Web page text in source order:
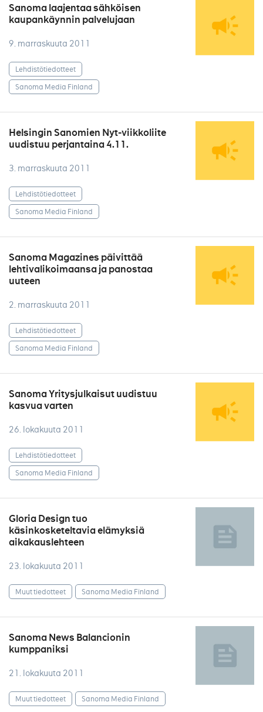
Sanoma laajentaa sähköisen
kaupankäynnin palvelujaan
9. marraskuuta 2011
Lehdistötiedotteet
Sanoma Media Finland
Helsingin Sanomien Nyt-viikkoliite
uudistuu perjantaina 4.11.
3. marraskuuta 2011
Lehdistötiedotteet
Sanoma Media Finland
Sanoma Magazines päivittää
lehtivalikoimaansa ja panostaa
uuteen
2. marraskuuta 2011
Lehdistötiedotteet
Sanoma Media Finland
Sanoma Yritysjulkaisut uudistuu
kasvua varten
26. lokakuuta 2011
Lehdistötiedotteet
Sanoma Media Finland
Gloria Design tuo
käsinkosketeltavia elämyksiä
aikakauslehteen
23. lokakuuta 2011
Muut tiedotteet Sanoma Media Finland
Sanoma News Balancionin
kumppaniksi
21. lokakuuta 2011
Muut tiedotteet Sanoma Media Finland